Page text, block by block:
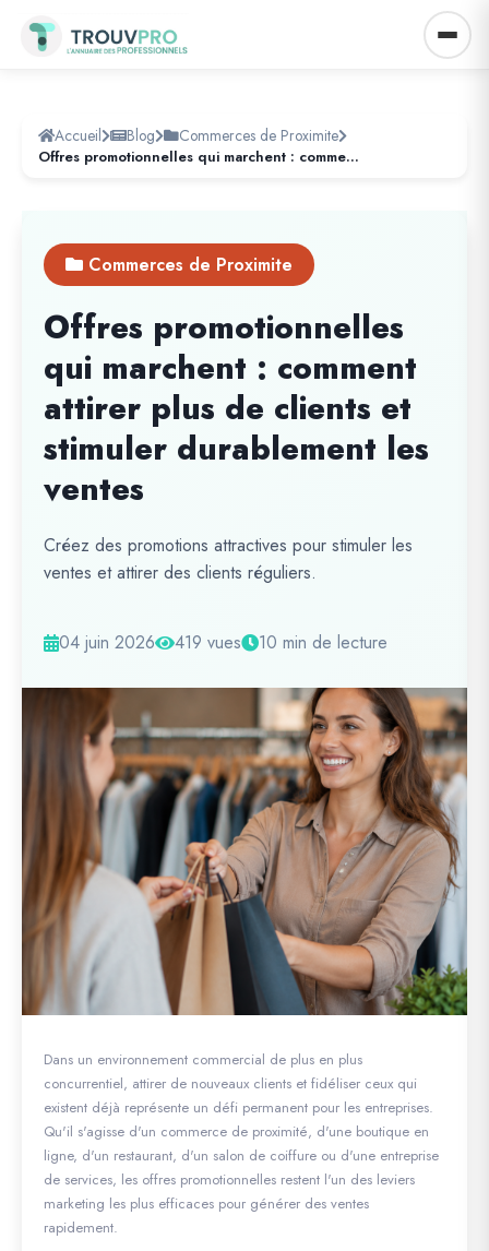
Accueil Blog Commerces de Proximite
Offres promotionnelles qui marchent : comment attirer plus de clients et stimuler durablement les ventes
Commerces de Proximite
Offres promotionnelles
qui marchent : comment
attirer plus de clients et
stimuler durablement les
ventes
Créez des promotions attractives pour stimuler les
ventes et attirer des clients réguliers.
04 juin 2026 419 vues 10 min de lecture
Dans un environnement commercial de plus en plus
concurrentiel, attirer de nouveaux clients et fidéliser ceux qui
existent déjà représente un défi permanent pour les entreprises.
Qu'il s'agisse d'un commerce de proximité, d'une boutique en
ligne, d'un restaurant, d'un salon de coiffure ou d'une entreprise
de services, les offres promotionnelles restent l'un des leviers
marketing les plus efficaces pour générer des ventes
rapidement.